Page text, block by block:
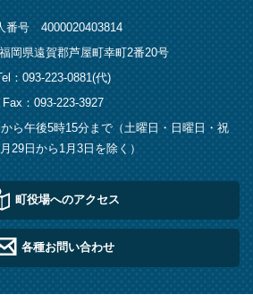
番号 4000020403814
岡県遠賀郡芦屋町幸町2番20号
：093-223-0881(代)
Fax：093-223-3927
ら午後5時15分まで（土曜日・日曜日・祝
29日から1月3日を除く）
町役場へのアクセス
各種お問い合わせ